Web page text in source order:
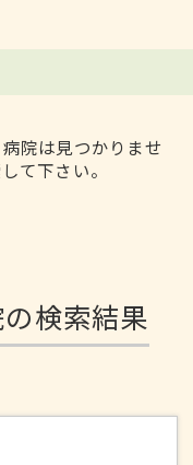
院は見つかりませ
て下さい。
検索結果